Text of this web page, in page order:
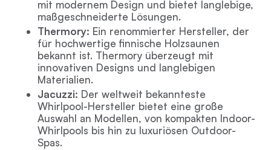
mit modernem Design und bietet langlebige,
maßgeschneiderte Lösungen.
Thermory: Ein renommierter Hersteller, der
für hochwertige finnische Holzsaunen
bekannt ist. Thermory überzeugt mit
innovativen Designs und langlebigen
Materialien.
Jacuzzi: Der weltweit bekannteste
Whirlpool-Hersteller bietet eine große
Auswahl an Modellen, von kompakten Indoor-
Whirlpools bis hin zu luxuriösen Outdoor-
Spas.